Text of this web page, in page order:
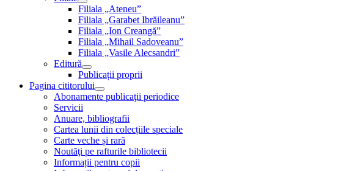
Filiala „Ateneu”
Filiala „Garabet Ibrăileanu”
Filiala „Ion Creangă”
Filiala „Mihail Sadoveanu”
Filiala „Vasile Alecsandri”
Editură
Publicații proprii
Pagina cititorului
Abonamente publicaţii periodice
Servicii
Anuare, bibliografii
Cartea lunii din colecțiile speciale
Carte veche și rară
Noutăţi pe rafturile bibliotecii
Informații pentru copii